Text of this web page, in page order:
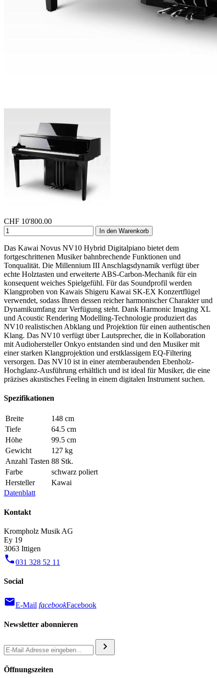
CHF 10'800.00
In den Warenkorb
Das Kawai Novus NV10 Hybrid Digitalpiano bietet dem
fortgeschrittenen Musiker bahnbrechende Funktionen und
Tonqualität. Die Millennium III Anschlagsdynamik verfügt über
echte Holztasten und erweiterte ABS-Carbon-Mechanik für ein
konsequent weiches Spielgefühl. Für das Soundprofil werden
Klangproben von Kawais Shigeru Kawai SK-EX Konzertflügel
verwendet, sodass Ihnen dessen reicher harmonischer Charakter und
Dynamikumfang zur Verfügung steht. Dank Harmonic Imaging XL
und Acoustic Rendering Modelling-Technologie produziert das
NV10 realistischen Abklang und Projektion für einen authentischen
Klang. Das NV10 verfügt über Lautsprecher, die in Kollaboration
mit Audiohersteller Onkyo entstanden sind und den Musiker mit
einer starken Klangprojektion und erstklassigem EQ-Filtering
versorgen. Das NV10 ist in einer atemberaubenden Ebenholz-
Hochglanz-Ausführung erhältlich und ist ideal für Musiker, die eine
präzises akustisches Feeling in einem digitalen Instrument suchen.
Spezifikationen
Breite
148 cm
Tiefe
64.5 cm
Höhe
99.5 cm
Gewicht
127 kg
Anzahl Tasten 88 Stk.
Farbe
schwarz poliert
Hersteller
Kawai
Datenblatt
Kontakt
Krompholz Musik AG
Ey 19
3063 Ittigen
phone031 328 52 11
Social
mailE-Mail facebookFacebook
Newsletter abonnieren
chevron_right
Öffnungszeiten